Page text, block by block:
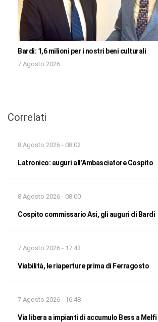
Bardi: 1,6 milioni per i nostri beni culturali
7 Agosto 2026
Correlati
8 Agosto 2026 - 08:02
Latronico: auguri all’Ambasciatore Cospito
8 Agosto 2026 - 08:00
Cospito commissario Asi, gli auguri di Bardi
7 Agosto 2026 - 17:43
Viabilità, le riaperture prima di Ferragosto
7 Agosto 2026 - 16:48
Via libera a impianti di accumulo Bess a